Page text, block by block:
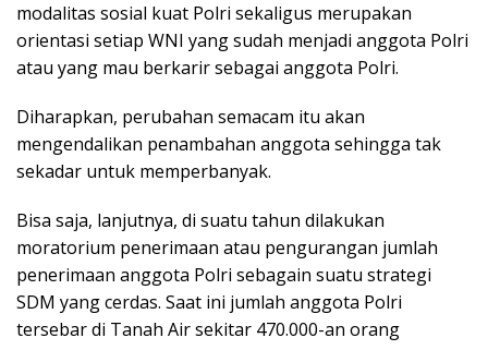
modalitas sosial kuat Polri sekaligus merupakan
orientasi setiap WNI yang sudah menjadi anggota Polri
atau yang mau berkarir sebagai anggota Polri.
Diharapkan, perubahan semacam itu akan
mengendalikan penambahan anggota sehingga tak
sekadar untuk memperbanyak.
Bisa saja, lanjutnya, di suatu tahun dilakukan
moratorium penerimaan atau pengurangan jumlah
penerimaan anggota Polri sebagain suatu strategi
SDM yang cerdas. Saat ini jumlah anggota Polri
tersebar di Tanah Air sekitar 470.000-an orang